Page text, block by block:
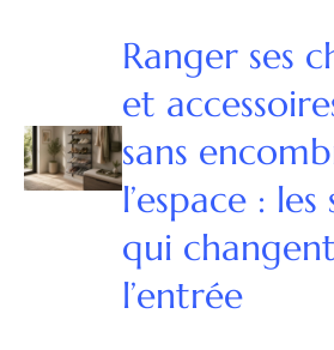
Ranger ses
et
sans
l’espace :
qui
l’entrée